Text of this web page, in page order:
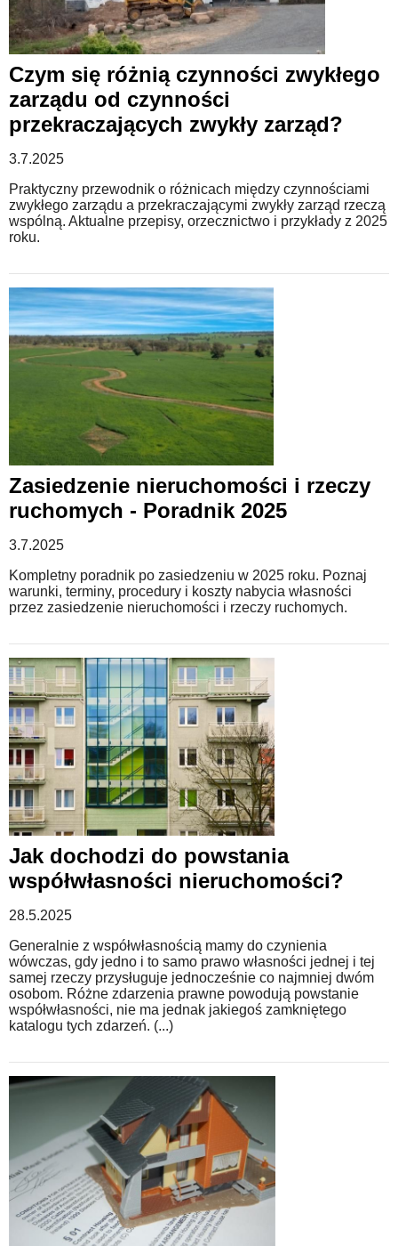
Czym się różnią czynności zwykłego
zarządu od czynności
przekraczających zwykły zarząd?
3.7.2025
Praktyczny przewodnik o różnicach między czynnościami
zwykłego zarządu a przekraczającymi zwykły zarząd rzeczą
wspólną. Aktualne przepisy, orzecznictwo i przykłady z 2025
roku.
Zasiedzenie nieruchomości i rzeczy
ruchomych - Poradnik 2025
3.7.2025
Kompletny poradnik po zasiedzeniu w 2025 roku. Poznaj
warunki, terminy, procedury i koszty nabycia własności
przez zasiedzenie nieruchomości i rzeczy ruchomych.
Jak dochodzi do powstania
współwłasności nieruchomości?
28.5.2025
Generalnie z współwłasnością mamy do czynienia
wówczas, gdy jedno i to samo prawo własności jednej i tej
samej rzeczy przysługuje jednocześnie co najmniej dwóm
osobom. Różne zdarzenia prawne powodują powstanie
współwłasności, nie ma jednak jakiegoś zamkniętego
katalogu tych zdarzeń. (...)